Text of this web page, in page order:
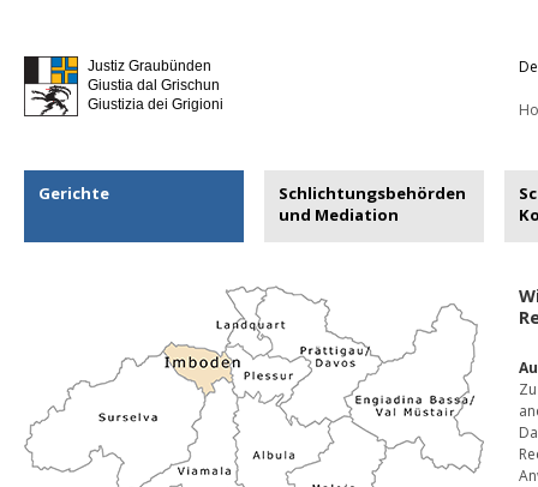
Justiz Graubünden
Giustia dal Grischun
Giustizia dei Grigioni
Gerichte
Schlichtungsbehörden
und Mediation